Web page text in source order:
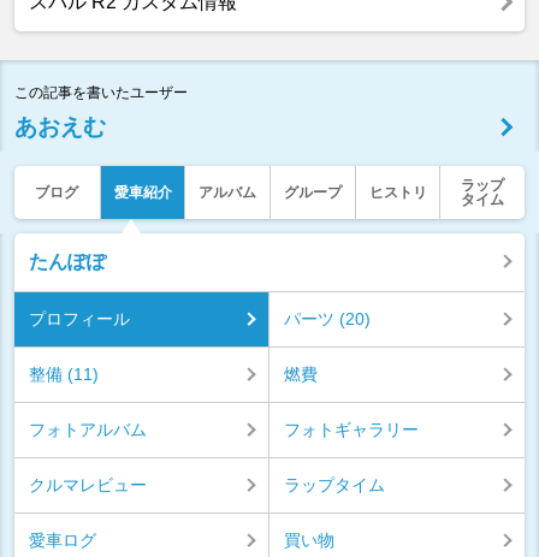
この記事を書いたユーザー
あおえむ
ブログ 愛車紹介 アルバム グループ ヒストリ
ラップ
タイム
たんぽぽ
プロフィール パーツ (20)
整備 (11) 燃費
フォトアルバム フォトギャラリー
クルマレビュー ラップタイム
愛車ログ 買い物